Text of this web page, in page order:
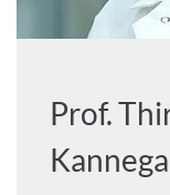
Prof.